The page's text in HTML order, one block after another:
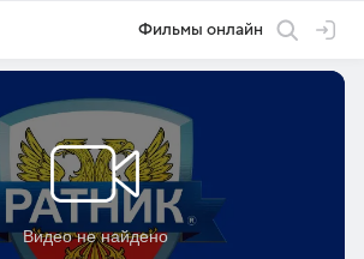
Фильмы онлайн